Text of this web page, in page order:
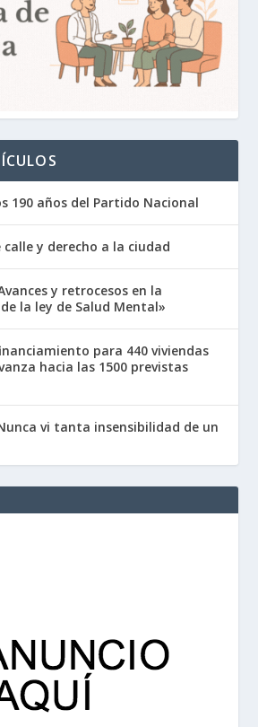
190 años del Partido Nacional
calle y derecho a la ciudad
y retrocesos en la
la ley de Salud Mental»
para 440 viviendas
hacia las 1500 previstas
vi tanta insensibilidad de un